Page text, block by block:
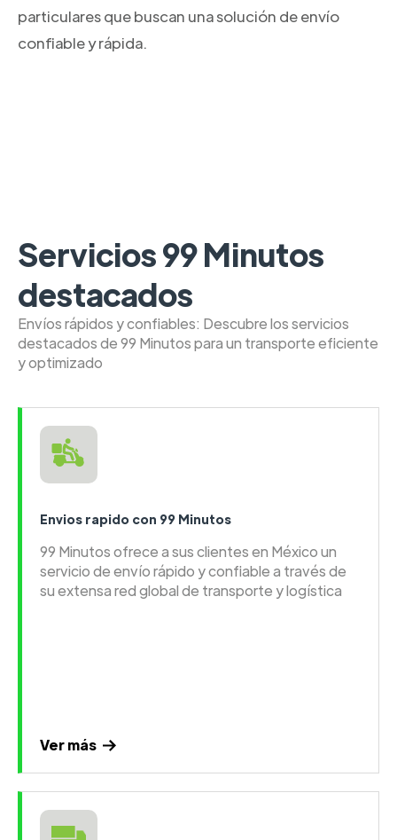
particulares que buscan una solución de envío
confiable y rápida.
Servicios 99 Minutos
destacados
Envíos rápidos y confiables: Descubre los servicios
destacados de 99 Minutos para un transporte eficiente
y optimizado
Envios rapido con 99 Minutos
99 Minutos ofrece a sus clientes en México un
servicio de envío rápido y confiable a través de
su extensa red global de transporte y logística
Ver más